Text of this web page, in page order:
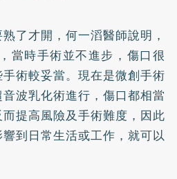
了才開，何一滔醫師說明，
當時手術並不進步，傷口很
術較妥當。現在是微創手術
波乳化術進行，傷口都相當
提高風險及手術難度，因此
到日常生活或工作，就可以